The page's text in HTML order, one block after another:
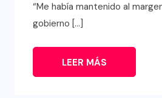
“Me había mantenido al
gobierno […]
LEER MÁS